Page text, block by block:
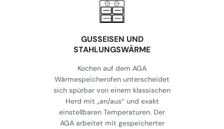
GUSSEISEN UND
STAHLUNGSWÄRME
Kochen auf dem AGA
Wärmespeicherofen unterscheidet
sich spürbar von einem klassischen
Herd mit „an/aus“ und exakt
einstellbaren Temperaturen. Der
AGA arbeitet mit gespeicherter